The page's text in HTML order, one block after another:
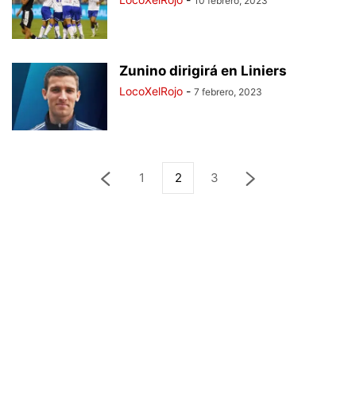
Zunino dirigirá en Liniers
LocoXelRojo - 7 febrero, 2023
1 2 3